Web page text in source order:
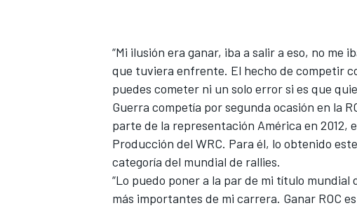
“Mi ilusión era ganar, iba a salir a eso, no
que tuviera enfrente. El hecho de competir
puedes cometer ni un solo error si es que
Guerra competía por segunda ocasión en la
parte de la representación América en
Producción del WRC. Para él, lo obtenido
categoría del mundial de rallies.
“Lo puedo poner a la par de mi título mundial
más importantes de mi carrera. Ganar ROC